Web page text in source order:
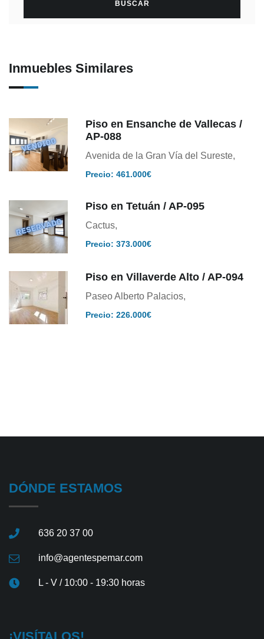
Inmuebles Similares
Piso en Ensanche de Vallecas /
AP-088
Avenida de la Gran Vía del Sureste,
Precio: 461.000€
Piso en Tetuán / AP-095
Cactus,
Precio: 373.000€
Piso en Villaverde Alto / AP-094
Paseo Alberto Palacios,
Precio: 226.000€
DÓNDE ESTAMOS
636 20 37 00
info@agentespemar.com
L - V / 10:00 - 19:30 horas